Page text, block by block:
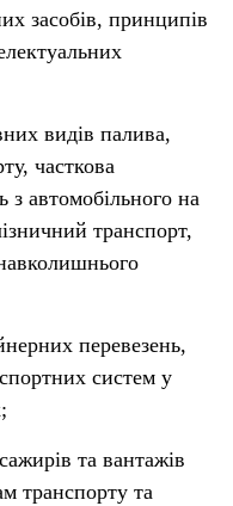
засобів, принципів
видів палива,
часткова
з автомобільного на
транспорт,
перевезень,
систем у
та вантажів
транспорту та